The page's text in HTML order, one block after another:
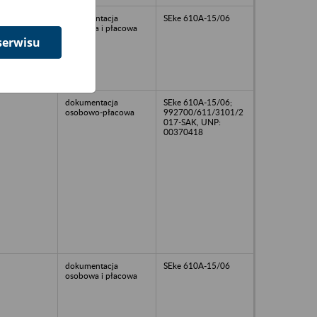
dokumentacja
osobowa i płacowa
SEke 610A-15/06
dokumentacja
osobowo-płacowa
SEke 610A-15/06;
992700/611/3101/2
017-SAK, UNP:
00370418
dokumentacja
osobowa i płacowa
SEke 610A-15/06